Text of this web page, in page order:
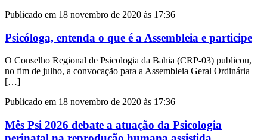
Publicado em 18 novembro de 2020 às 17:36
Psicóloga, entenda o que é a Assembleia e participe
O Conselho Regional de Psicologia da Bahia (CRP-03) publicou,
no fim de julho, a convocação para a Assembleia Geral Ordinária
[…]
Publicado em 18 novembro de 2020 às 17:36
Mês Psi 2026 debate a atuação da Psicologia